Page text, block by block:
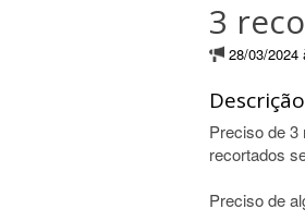
3
28/03/2024
Preciso de
recortados
Preciso de